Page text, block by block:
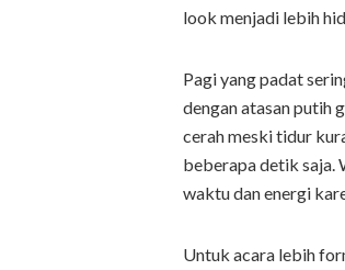
look menjadi lebih
Pagi yang padat
dengan atasan putih
cerah meski tidur
beberapa detik saja.
waktu dan energi
Untuk acara lebih